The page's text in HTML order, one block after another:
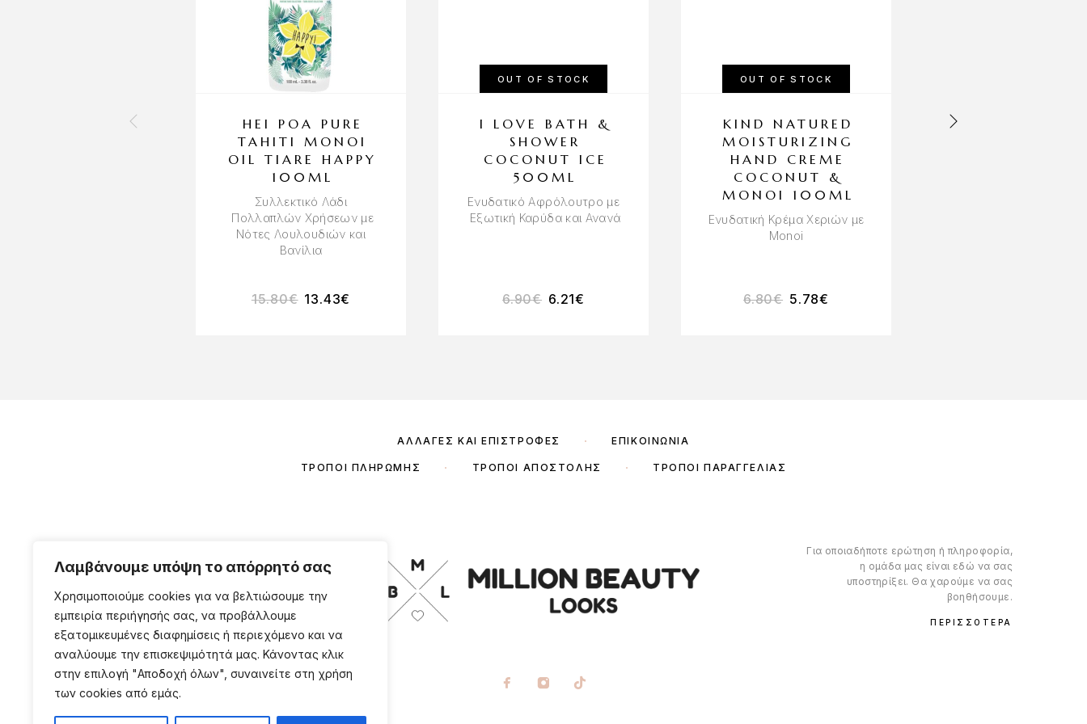
Λαμβάνουμε υπόψη το απόρρητό σας
Χρησιμοποιούμε cookies για να βελτιώσουμε την
εμπειρία περιήγησής σας, να προβάλλουμε
εξατομικευμένες διαφημίσεις ή περιεχόμενο και να
αναλύουμε την επισκεψιμότητά μας. Κάνοντας κλικ
στην επιλογή "Αποδοχή όλων", συναινείτε στη χρήση
των cookies από εμάς.
HEI POA PURE
TAHITI MONOI
OIL TIARE HAPPY
100ML
Συλλεκτικό Λάδι
Πολλαπλών Χρήσεων με
Νότες Λουλουδιών και
Βανίλια
15.80€ 13.43€
OUT OF STOCK
I LOVE BATH &
SHOWER
COCONUT ICE
500ML
Ενυδατικό Αφρόλουτρο με
Εξωτική Καρύδα και Ανανά
6.90€ 6.21€
OUT OF STOCK
KIND NATURED
MOISTURIZING
HAND CREME
COCONUT &
MONOI 100ML
Ενυδατική Κρέμα Χεριών με
Monoi
6.80€ 5.78€
ΑΛΛΑΓΈΣ ΚΑΙ ΕΠΙΣΤΡΟΦΈΣ ΕΠΙΚΟΙΝΩΝΊΑ
ΤΡΌΠΟΙ ΠΛΗΡΩΜΉΣ ΤΡΌΠΟΙ ΑΠΟΣΤΟΛΉΣ ΤΡΌΠΟΙ ΠΑΡΑΓΓΕΛΊΑΣ
Καραολή & Δημητρίου 186, Εύοσμος, 56224
info@millionbeautylooks.com
Δευτέρα, Τετάρτη & Σάββατο: 10:00 – 15:00
Τρίτη, Πέμπτη & Παρασκευή: 10:00 – 14:00 & 17:30 – 21:00
Για οποιαδήποτε ερώτηση ή πληροφορία,
η ομάδα μας είναι εδώ να σας
υποστηρίξει. Θα χαρούμε να σας
βοηθήσουμε.
ΠΕΡΙΣΣΌΤΕΡΑ